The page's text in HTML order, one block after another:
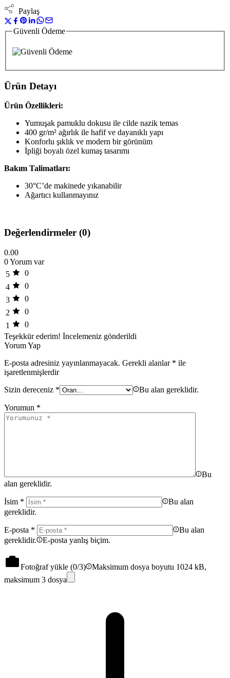
Paylaş
Güvenli Ödeme
Ürün Detayı
Ürün Özellikleri:
Yumuşak pamuklu dokusu ile cilde nazik temas
400 gr/m² ağırlık ile hafif ve dayanıklı yapı
Konforlu şıklık ve modern bir görünüm
İpliği boyalı özel kumaş tasarımı
Bakım Talimatları:
30°C’de makinede yıkanabilir
Ağartıcı kullanmayınız
Değerlendirmeler (0)
0.00
0 Yorum var
5
0
4
0
3
0
2
0
1
0
Teşekkür ederim! İncelemeniz gönderildi
Yorum Yap
E-posta adresiniz yayınlanmayacak. Gerekli alanlar * ile
işaretlenmişlerdir
Sizin dereceniz * Bu alan gereklidir.
Yorumun *
Bu
alan gereklidir.
İsim *
Bu alan
gereklidir.
E-posta *
Bu alan
gereklidir.
E-posta yanlış biçim.
Fotoğraf yükle (0/3)
Maksimum dosya boyutu 1024 kB,
maksimum 3 dosya